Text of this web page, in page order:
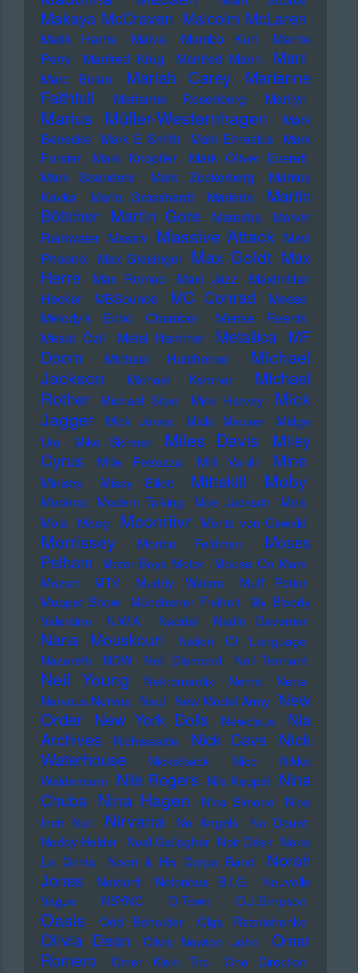
Makaya McCraven Malcolm McLaren
Malik Harris Malva Mambo Kurt
Mamie
Perry
Manfred Krug Manfred Mann Mani
Marc Bolan Mariah Carey
Marianne
Faithfull
Marianne Rosenberg Marilyn
Marius Müller-Westernhagen
Mark
Benecke Mark E Smith Mark Ernestus Mark
Forster
Mark Knopfler
Mark Oliver Everett
Mark Saunders
Mark Zuckerberg
Markus
Kavka
Marlo Grosshardt Marteria
Martin
Böttcher Martin Gore Marusha
Marvin
Rainwater Massiv Massive Attack Mavi
Phoenix Max Giesinger Max Goldt Max
Herre
Max Romeo Maxi Jazz
Maximilian
Hecker
MBSounds MC Conrad
Meese
Melody's Echo Chamber
Mense Reents
Mesut Özil
Metal Hammer Metallica MF
Doom
Michael Hutchence
Michael
Jackson
Michael Kemner
Michael
Rother
Michael Stipe Mick Harvey
Mick
Jagger
Mick Jones Micki Meuser
Midge
Ure
Mike Skinner Miles Davis
Miley
Cyrus
Mille Petrozza Milli Vanilli Mine
Ministry Missy Elliott Mittekill Moby
Moderat Modern Talking Moe Jacksch
Mois
Mola
Moog Moonriivr Moritz von Oswald
Morrissey Morton Feldman
Moses
Pelham
Motor Boys Motor
Mouse On Mars
Mozart
MTV Muddy Waters
Muff Potter
Muppet Show
Münchener Freiheit
My Bloody
Valentine
N.W.A. Naddel Nadin Deventer
Nana Mouskouri
Nation Of Language
Nazareth
NDW Neil Diamond Neil Tennant
Neil Young Nekromantix Nemo
Nena
Nervous Norvus Neu! New Model Army New
Order New York Dolls Newcleus
Nia
Archives
Nichtseattle Nick Cave
Nick
Waterhouse
Nickelback Nico
Nikko
Weidemann Nile Rogers Nils Keppel Nina
Chuba Nina Hagen Nina Simone
Nine
Inch Nail
Nirvana No Angels
No Doubt
Noddy Holder Noel Gallagher Noir Désir Nono
La Grinta
Noori & His Dorpa Band
Norah
Jones
Notdurft Notorious B.I.G.
Nouvelle
Vague
NSYNC O-Town O.J.Simpson
Oasis Odd Beholder Olga Reznichenko
Olivia Dean Olivia Newton John
Omar
Romero
Omer Klein Trio One Direction